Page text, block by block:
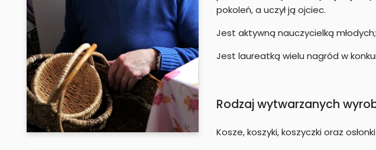
pokoleń, a uczył ją ojciec.
Jest aktywną nauczycielką
Jest laureatką wielu nagród w
Rodzaj wytwarzanych
Kosze, koszyki, koszyczki oraz